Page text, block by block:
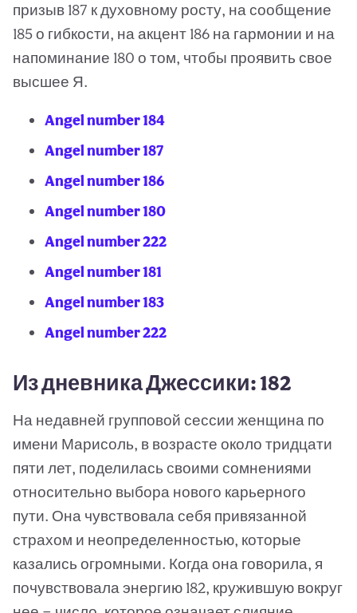
призыв 187 к духовному росту, на сообщение
185 о гибкости, на акцент 186 на гармонии и на
напоминание 180 о том, чтобы проявить свое
высшее Я.
Angel number 184
Angel number 187
Angel number 186
Angel number 180
Angel number 222
Angel number 181
Angel number 183
Angel number 222
Из дневника Джессики: 182
На недавней групповой сессии женщина по
имени Марисоль, в возрасте около тридцати
пяти лет, поделилась своими сомнениями
относительно выбора нового карьерного
пути. Она чувствовала себя привязанной
страхом и неопределенностью, которые
казались огромными. Когда она говорила, я
почувствовала энергию 182, кружившую вокруг